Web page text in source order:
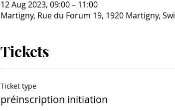
12 Aug 2023, 09:00 – 11:00
Martigny, Rue du Forum 19, 1920 Martigny,
Tickets
Ticket type
préinscription initiation